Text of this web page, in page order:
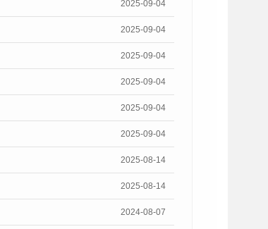
2025-09-04
2025-09-04
2025-09-04
2025-09-04
2025-09-04
2025-09-04
2025-08-14
2025-08-14
2024-08-07